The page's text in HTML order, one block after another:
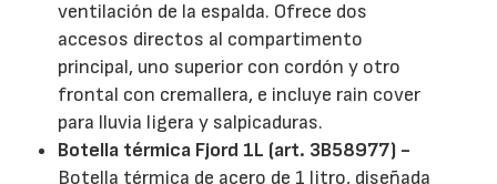
ventilación de la espalda. Ofrece dos
accesos directos al compartimento
principal, uno superior con cordón y otro
frontal con cremallera, e incluye rain cover
para lluvia ligera y salpicaduras.
Botella térmica Fjord 1L (art. 3B58977) -
Botella térmica de acero de 1 litro, diseñada